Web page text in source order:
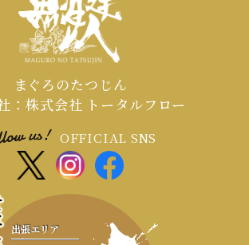
まぐろのたつじん
：株式会社 トータルフロー
OFFICIAL SNS
出張エリア